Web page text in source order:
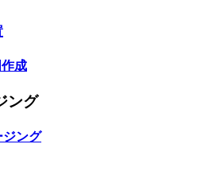
成
ング
ング